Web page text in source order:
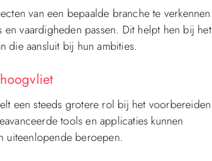
van een bepaalde branche te verkennen
vaardigheden passen. Dit helpt hen bij het
die aansluit bij hun ambities.
een steeds grotere rol bij het voorbereiden
tools en applicaties kunnen
uiteenlopende beroepen.